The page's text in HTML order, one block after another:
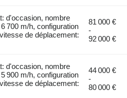
d'occasion, nombre
700 m/h, configuration
de déplacement:
81 000 €
-
92 000 €
d'occasion, nombre
900 m/h, configuration
de déplacement:
44 000 €
-
80 000 €